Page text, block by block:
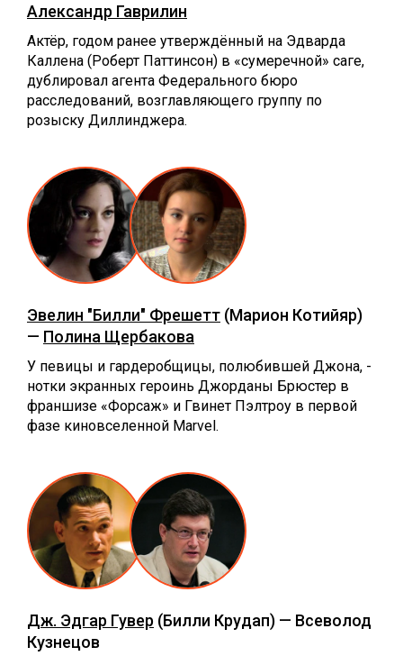
Александр Гаврилин
Актёр, годом ранее утверждённый на Эдварда
Каллена (Роберт Паттинсон) в «сумеречной» саге,
дублировал агента Федерального бюро
расследований, возглавляющего группу по
розыску Диллинджера.
Эвелин "Билли" Фрешетт (Марион Котийяр)
— Полина Щербакова
У певицы и гардеробщицы, полюбившей Джона, -
нотки экранных героинь Джорданы Брюстер в
франшизе «Форсаж» и Гвинет Пэлтроу в первой
фазе киновселенной Marvel.
Дж. Эдгар Гувер (Билли Крудап) — Всеволод
Кузнецов